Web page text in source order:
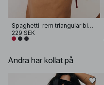
Spaghetti-rem triangulär bikiniöverdel
229 SEK
Andra har kollat på